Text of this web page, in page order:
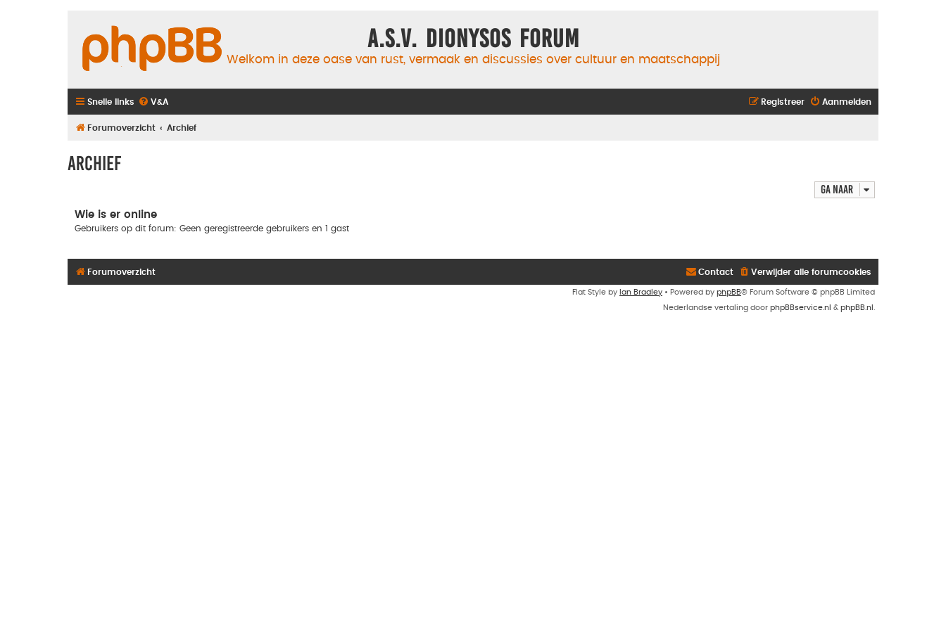
A.S.V. Dionysos Forum
Welkom in deze oase van rust, vermaak en discussies over cultuur en maatschappij
Snelle links V&A Aanmelden
Registreer
Forumoverzicht Archief
Archief
Ga naar
Wie is er online
Gebruikers op dit forum: Geen geregistreerde gebruikers en 1 gast
Forumoverzicht Verwijder alle forumcookies
Contact
Flat Style by Ian Bradley • Powered by phpBB® Forum Software © phpBB Limited
Nederlandse vertaling door phpBBservice.nl & phpBB.nl